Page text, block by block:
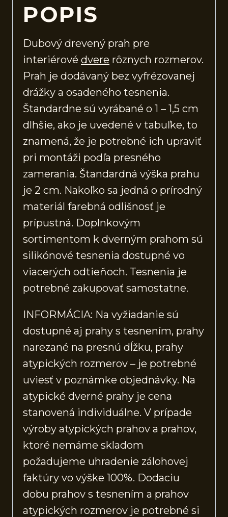
POPIS
Dubový drevený prah pre
interiérové dvere rôznych rozmerov.
Prah je dodávaný bez vyfrézovanej
drážky a osadeného tesnenia.
Štandardne sú vyrábané o 1 – 1,5 cm
dlhšie, ako je uvedené v tabuľke, to
znamená, že je potrebné ich upraviť
pri montáži podľa presného
zamerania. Štandardná výška prahu
je 2 cm. Nakoľko sa jedná o prírodný
materiál farebná odlišnosť je
prípustná. Doplnkovým
sortimentom k dverným prahom sú
silikónové tesnenia dostupné vo
viacerých odtieňoch. Tesnenia je
potrebné zakupovať samostatne.
INFORMÁCIA: Na vyžiadanie sú
dostupné aj prahy s tesnením, prahy
narezané na presnú dĺžku, prahy
atypických rozmerov – je potrebné
uviesť v poznámke objednávky. Na
atypické dverné prahy je cena
stanovená individuálne. V prípade
výroby atypických prahov a prahov,
ktoré nemáme skladom
požadujeme uhradenie zálohovej
faktúry vo výške 100%. Dodaciu
dobu prahov s tesnením a prahov
atypických rozmerov je potrebné si